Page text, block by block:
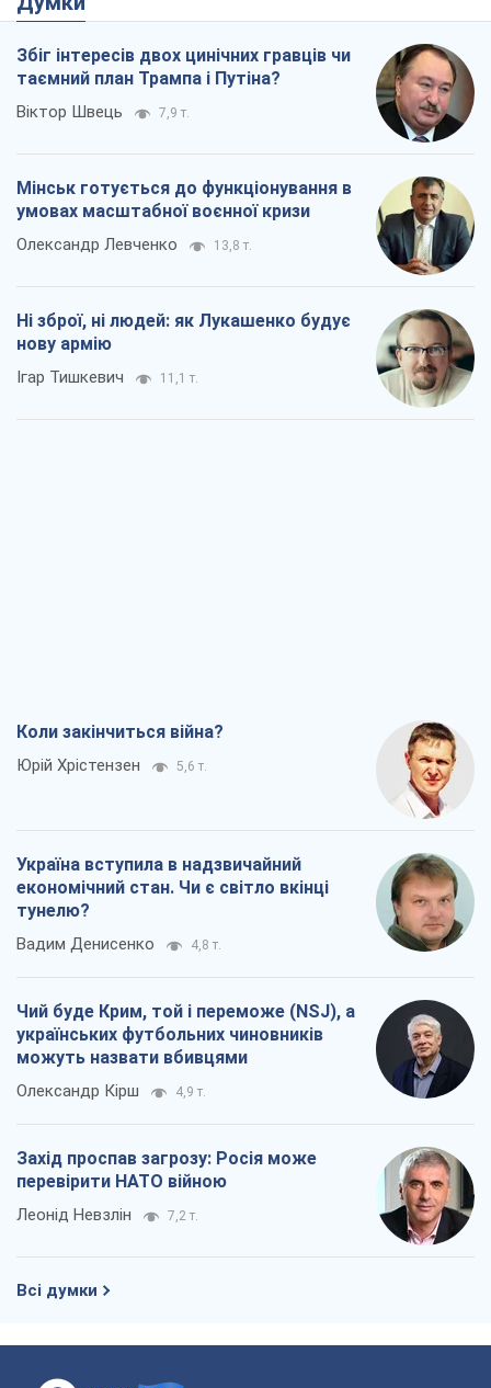
Збіг інтересів двох цинічних гравців чи
таємний план Трампа і Путіна?
Віктор Швець 7,9 т.
Мінськ готується до функціонування в
умовах масштабної воєнної кризи
Олександр Левченко 13,8 т.
Ні зброї, ні людей: як Лукашенко будує
нову армію
Ігар Тишкевич 11,1 т.
Коли закінчиться війна?
Юрій Хрістензен 5,6 т.
Україна вступила в надзвичайний
економічний стан. Чи є світло вкінці
тунелю?
Вадим Денисенко 4,8 т.
Чий буде Крим, той і переможе (NSJ), а
українських футбольних чиновників
можуть назвати вбивцями
Олександр Кірш 4,9 т.
Захід проспав загрозу: Росія може
перевірити НАТО війною
Леонід Невзлін 7,2 т.
Всі думки